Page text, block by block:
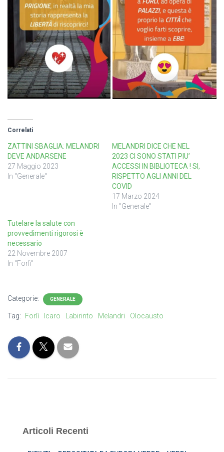
Correlati
ZATTINI SBAGLIA: MELANDRI
DEVE ANDARSENE
27 Maggio 2023
In "Generale"
MELANDRI DICE CHE NEL
2023 CI SONO STATI PIU’
ACCESSI IN BIBLIOTECA ! SI,
RISPETTO AGLI ANNI DEL
COVID
17 Marzo 2024
In "Generale"
Tutelare la salute con
provvedimenti rigorosi è
necessario
22 Novembre 2007
In "Forlì"
Categorie: GENERALE
Tag: Forlì Icaro Labirinto Melandri Olocausto
Articoli Recenti